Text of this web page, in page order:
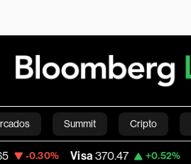
Summit Cripto
Economía Estilo de vida
Visa 370.47 +0.52%